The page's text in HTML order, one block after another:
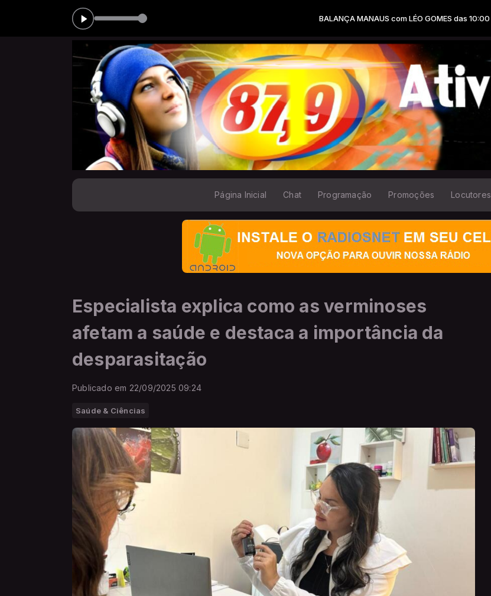
BALANÇA MANAUS com LÉO GOMES das 10:00 às 12:00
Página Inicial Chat Programação Promoções Locutores
Especialista explica como as verminoses
afetam a saúde e destaca a importância da
desparasitação
Publicado em 22/09/2025 09:24
Saúde & Ciências